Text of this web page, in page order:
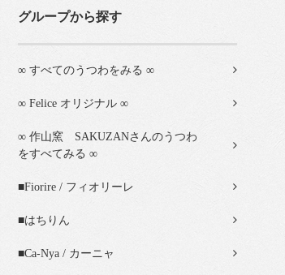
グループから探す
∞ すべてのうつわをみる ∞
∞ Felice オリジナル ∞
∞ 作山窯 SAKUZANさんのうつわ
をすべてみる ∞
■Fiorire / フィオリーレ
■はちりん
■Ca-Nya / カーニャ